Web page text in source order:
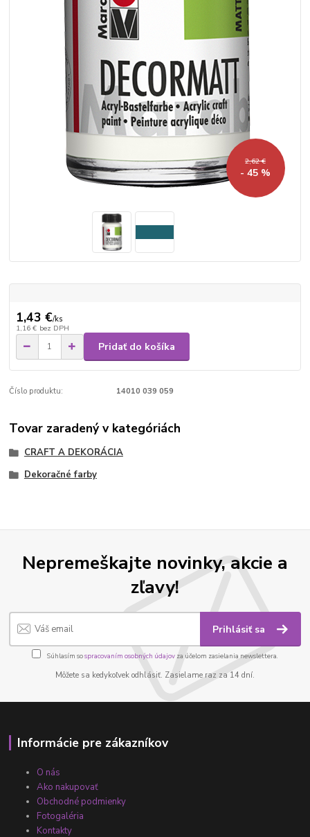
2,62 €
- 45 %
1,43 €/ks
1,16 € bez DPH
Pridať do košíka
Číslo produktu: 14010 039 059
Tovar zaradený v kategóriách
CRAFT A DEKORÁCIA
Dekoračné farby
Nepremeškajte novinky, akcie a
zľavy!
Prihlásiť sa
Súhlasím sospracovaním osobných údajov za účelom zasielania newslettera.
Môžete sa kedykoľvek odhlásiť. Zasielame raz za 14 dní.
Informácie pre zákazníkov
O nás
Ako nakupovať
Obchodné podmienky
Fotogaléria
Kontakty